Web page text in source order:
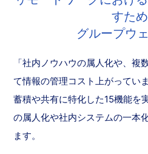
すた
グループウ
「社内ノウハウの属人化や、複
て情報の管理コスト上がってい
蓄積や共有に特化した15機能を
の属人化や社内システムの一本
ます。